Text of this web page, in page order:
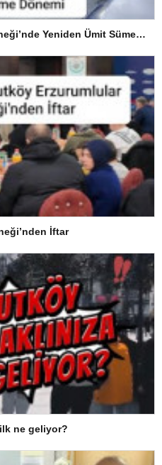
Arnavutköy Samsunlular Derneği’nde Yeniden Ümit Süme Dönemi
İftar
ne geliyor?